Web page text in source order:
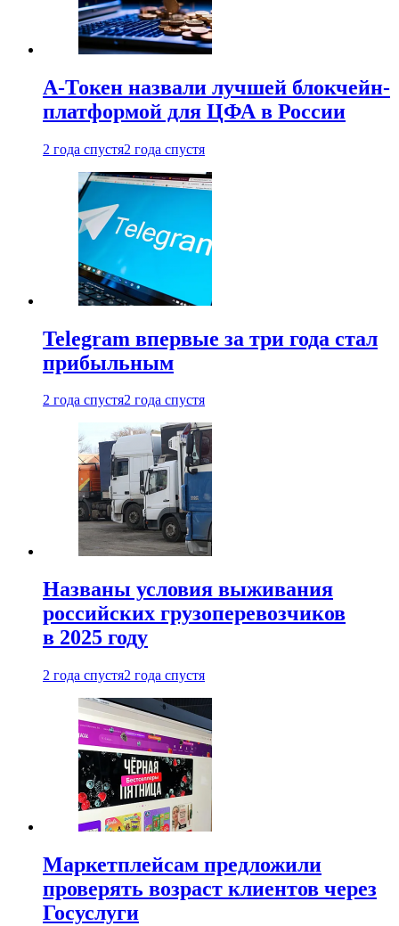
А-Токен назвали лучшей блокчейн-
платформой для ЦФА в России
2 года спустя2 года спустя
Telegram впервые за три года стал
прибыльным
2 года спустя2 года спустя
Названы условия выживания
российских грузоперевозчиков
в 2025 году
2 года спустя2 года спустя
Маркетплейсам предложили
проверять возраст клиентов через
Госуслуги